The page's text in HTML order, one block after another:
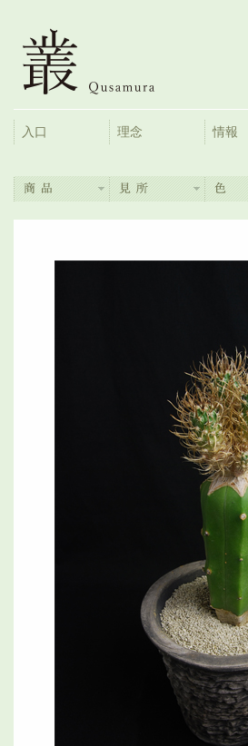
入口 理念 情報